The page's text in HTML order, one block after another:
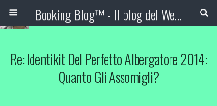
Booking Blog™ - Il blog del Web Marketing Turistico
Re: Identikit Del Perfetto Albergatore 2014:
Quanto Gli Assomigli?